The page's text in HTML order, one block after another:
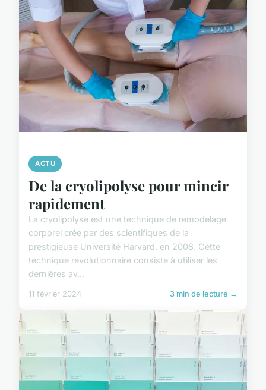
ACTU
De la cryolipolyse pour mincir
rapidement
La cryolipolyse est une technique de remodelage
corporel crée par des scientifiques de la
prestigieuse Université Harvard, en 2008. Cette
technique révolutionnaire consiste à utiliser les
dernières av...
11 février 2024 3 min de lecture →